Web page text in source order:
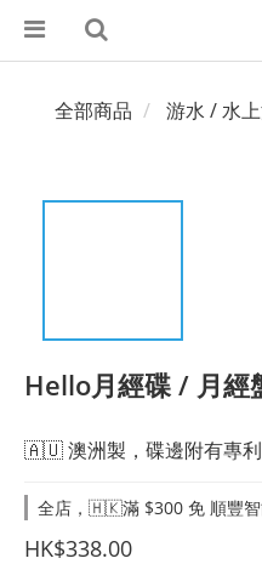
全部商品 游水 / 水
Hello月經碟 / 月經
🇦🇺 澳洲製，碟邊附有專利
全店，🇭🇰滿 $300 免 順豐
HK$338.00